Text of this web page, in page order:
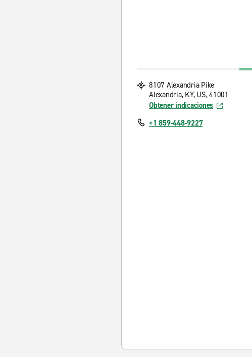
8107 Alexandria Pike
Alexandria, KY, US, 41001
Obtener indicaciones
+1 859-448-9227